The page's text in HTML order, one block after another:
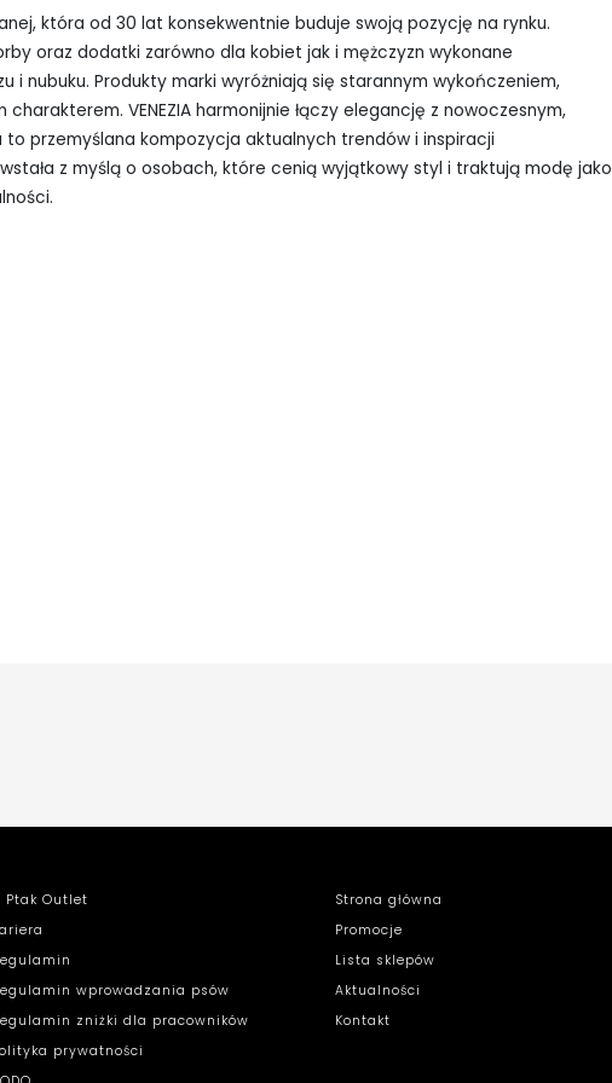
która od 30 lat konsekwentnie buduje swoją pozycję na rynku.
oraz dodatki zarówno dla kobiet jak i mężczyzn wykonane
i nubuku. Produkty marki wyróżniają się starannym wykończeniem,
VENEZIA harmonijnie łączy elegancję z nowoczesnym,
przemyślana kompozycja aktualnych trendów i inspiracji
z myślą o osobach, które cenią wyjątkowy styl i traktują modę jako
Ptak Outlet
wprowadzania psów
zniżki dla pracowników
prywatności
Strona główna
Promocje
Lista sklepów
Aktualności
Kontakt